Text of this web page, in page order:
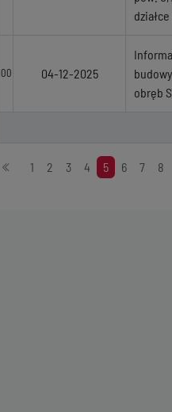
04-12-2025
obręb
Stronicowanie
1 2 3 4 5 6 7 8